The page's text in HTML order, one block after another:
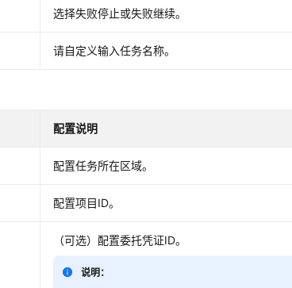
选择失败停止或失败继续。
请自定义输入任务名称。
配置说明
配置任务所在区域。
配置项目ID。
（可选）配置委托凭证ID。
说明：